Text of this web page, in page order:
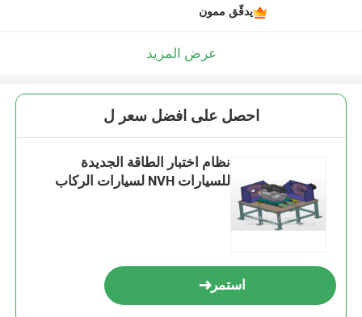
يدقّق ممون
عرض المزيد
احصل على افضل سعر ل
نظام اختبار الطاقة الجديدة
للسيارات NVH لسيارات الركاب
استمر